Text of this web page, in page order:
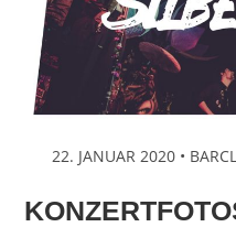
22. JANUAR 2020 •